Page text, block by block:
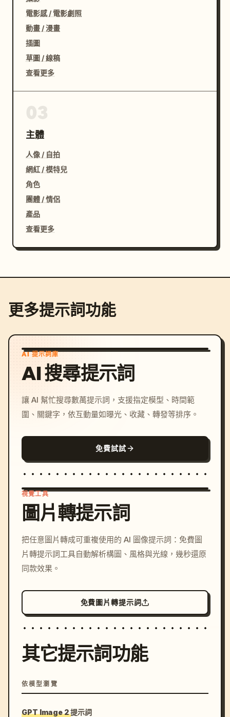
電影感 / 電影劇照
動畫 / 漫畫
插圖
草圖 / 線稿
查看更多
主體
人像 / 自拍
網紅 / 模特兒
角色
團體 / 情侶
產品
查看更多
更多提示詞功能
AI 提示詞庫
AI 搜尋提示詞
讓 AI 幫忙搜尋數萬提示詞，支援指定模型、時間範
圍、關鍵字，依互動量如曝光、收藏、轉發等排序。
免費試試
c, cyberpunk sunset, neon
colors, 8k --v 6.0
視覺工具
圖片轉提示詞
把任意圖片轉成可重複使用的 AI 圖像提示詞：免費圖
片轉提示詞工具自動解析構圖、風格與光線，幾秒還原
同款效果。
免費圖片轉提示詞
其它提示詞功能
依模型瀏覽
GPT Image 2 提示詞